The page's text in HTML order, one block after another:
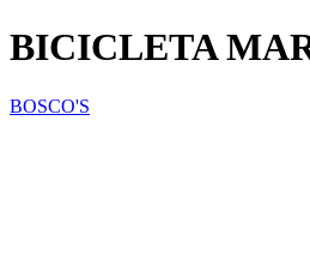
BICICLETA
BOSCO'S